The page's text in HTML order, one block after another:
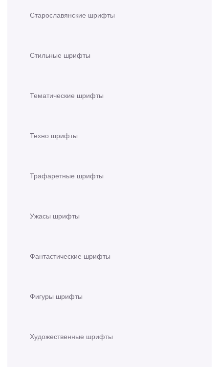
Старославянские шрифты
Стильные шрифты
Тематические шрифты
Техно шрифты
Трафаретные шрифты
Ужасы шрифты
Фантастические шрифты
Фигуры шрифты
Художественные шрифты